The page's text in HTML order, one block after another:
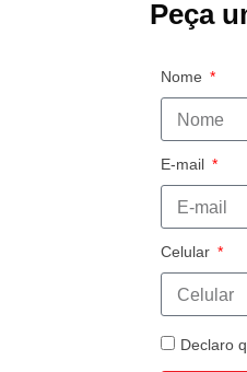
Peça
Nome
E-mail
Celular
Declaro